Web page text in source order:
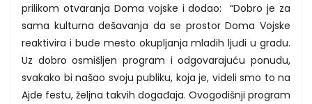
prilikom otvaranja Doma vojske i dodao: “Dobro je za
sama kulturna dešavanja da se prostor Doma Vojske
reaktivira i bude mesto okupljanja mladih ljudi u gradu.
Uz dobro osmišljen program i odgovarajuću ponudu,
svakako bi našao svoju publiku, koja je, videli smo to na
Ajde festu, željna takvih događaja. Ovogodišnji program